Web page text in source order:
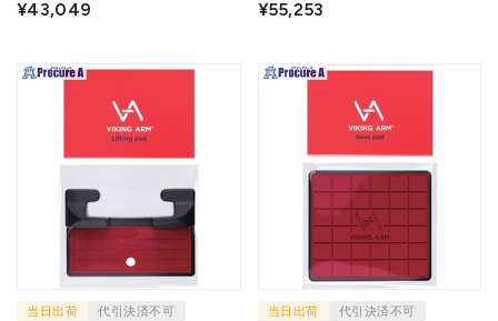
¥43,049
2丁セット) VA0206 1S ▼632-
¥55,253
当日出荷 代引決済不可 当日出荷 代引決済不可